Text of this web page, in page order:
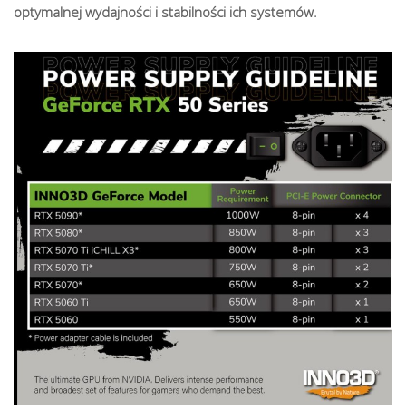
optymalnej wydajności i stabilności ich systemów.